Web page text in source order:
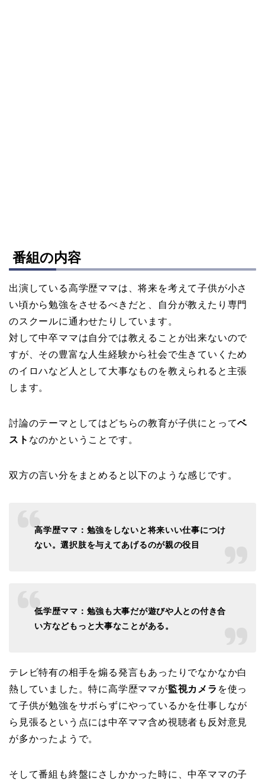
番組の内容
出演している高学歴ママは、将来を考えて子供が小さ
い頃から勉強をさせるべきだと、自分が教えたり専門
のスクールに通わせたりしています。
対して中卒ママは自分では教えることが出来ないので
すが、その豊富な人生経験から社会で生きていくため
のイロハなど人として大事なものを教えられると主張
します。
討論のテーマとしてはどちらの教育が子供にとってベ
スト なのかということです。
双方の言い分をまとめると以下のような感じです。
高学歴ママ：勉強をしないと将来いい仕事につけ
ない。選択肢を与えてあげるのが親の役目
低学歴ママ：勉強も大事だが遊びや人との付き合
い方などもっと大事なことがある。
テレビ特有の相手を煽る発言もあったりでなかなか白
熱していました。特に高学歴ママが監視カメラ を使っ
て子供が勉強をサボらずにやっているかを仕事しなが
ら見張るという点には中卒ママ含め視聴者も反対意見
が多かったようで。
そして番組も終盤にさしかかった時に、中卒ママの子